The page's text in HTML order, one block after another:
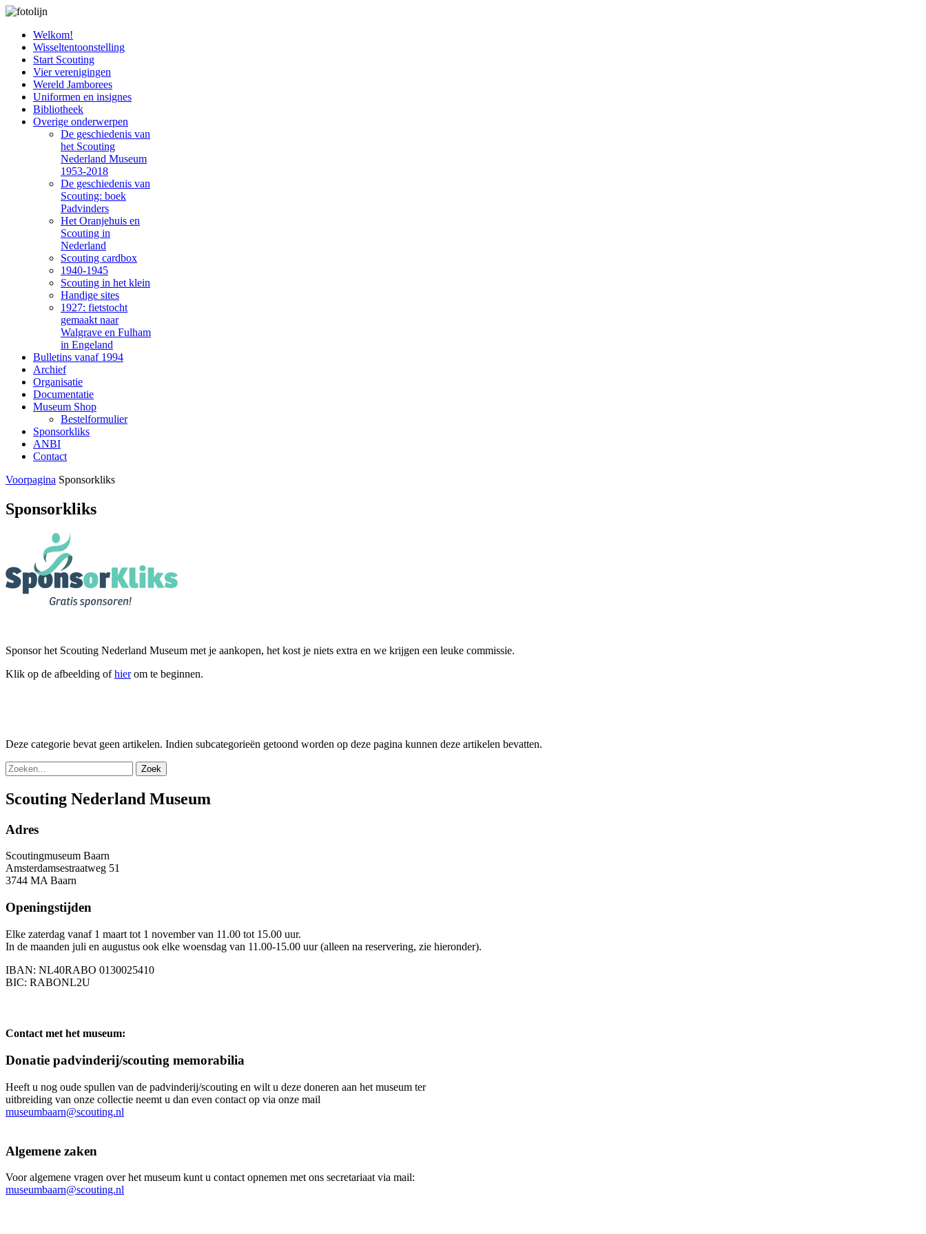
Welkom!
Wisseltentoonstelling
Start Scouting
Vier verenigingen
Wereld Jamborees
Uniformen en insignes
Bibliotheek
Overige onderwerpen
De geschiedenis van
het Scouting
Nederland Museum
1953-2018
De geschiedenis van
Scouting: boek
Padvinders
Het Oranjehuis en
Scouting in
Nederland
Scouting cardbox
1940-1945
Scouting in het klein
Handige sites
1927: fietstocht
gemaakt naar
Walgrave en Fulham
in Engeland
Bulletins vanaf 1994
Archief
Organisatie
Documentatie
Museum Shop
Bestelformulier
Sponsorkliks
ANBI
Contact
Voorpagina Sponsorkliks
Sponsorkliks
Sponsor het Scouting Nederland Museum met je aankopen, het kost je niets extra en we krijgen een leuke commissie.
Klik op de afbeelding ofhierom te beginnen.
Deze categorie bevat geen artikelen. Indien subcategorieën getoond worden op deze pagina kunnen deze artikelen bevatten.
Zoek
Scouting Nederland Museum
Adres
Scoutingmuseum Baarn
Amsterdamsestraatweg 51
3744 MA Baarn
Openingstijden
Elke zaterdag vanaf 1 maart tot 1 november van 11.00 tot 15.00 uur.
In de maanden juli en augustus ook elke woensdag van 11.00-15.00 uur (alleen na reservering, zie hieronder).
IBAN: NL40RABO 0130025410
BIC: RABONL2U
Contact met het museum:
Donatie padvinderij/scouting memorabilia
Heeft u nog oude spullen van de padvinderij/scouting en wilt u deze doneren aan het museum ter
uitbreiding van onze collectie neemt u dan even contact op via onze mail
museumbaarn@scouting.nl
Algemene zaken
Voor algemene vragen over het museum kunt u contact opnemen met ons secretariaat via mail:
museumbaarn@scouting.nl